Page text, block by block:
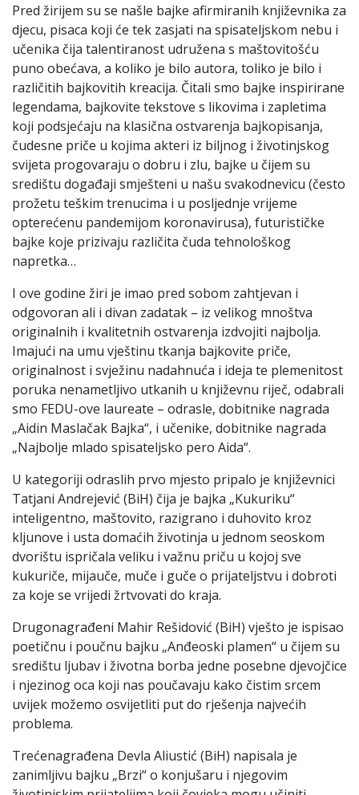
Pred žirijem su se našle bajke afirmiranih književnika za
djecu, pisaca koji će tek zasjati na spisateljskom nebu i
učenika čija talentiranost udružena s maštovitošću
puno obećava, a koliko je bilo autora, toliko je bilo i
različitih bajkovitih kreacija. Čitali smo bajke inspirirane
legendama, bajkovite tekstove s likovima i zapletima
koji podsjećaju na klasična ostvarenja bajkopisanja,
čudesne priče u kojima akteri iz biljnog i životinjskog
svijeta progovaraju o dobru i zlu, bajke u čijem su
središtu događaji smješteni u našu svakodnevicu (često
prožetu teškim trenucima i u posljednje vrijeme
opterećenu pandemijom koronavirusa), futurističke
bajke koje prizivaju različita čuda tehnološkog
napretka…
I ove godine žiri je imao pred sobom zahtjevan i
odgovoran ali i divan zadatak – iz velikog mnoštva
originalnih i kvalitetnih ostvarenja izdvojiti najbolja.
Imajući na umu vještinu tkanja bajkovite priče,
originalnost i svježinu nadahnuća i ideja te plemenitost
poruka nenametljivo utkanih u književnu riječ, odabrali
smo FEDU-ove laureate – odrasle, dobitnike nagrada
„Aidin Maslačak Bajka“, i učenike, dobitnike nagrada
„Najbolje mlado spisateljsko pero Aida“.
U kategoriji odraslih prvo mjesto pripalo je književnici
Tatjani Andrejević (BiH) čija je bajka „Kukuriku“
inteligentno, maštovito, razigrano i duhovito kroz
kljunove i usta domaćih životinja u jednom seoskom
dvorištu ispričala veliku i važnu priču u kojoj sve
kukuriče, mijauče, muče i guče o prijateljstvu i dobroti
za koje se vrijedi žrtvovati do kraja.
Drugonagrađeni Mahir Rešidović (BiH) vješto je ispisao
poetičnu i poučnu bajku „Anđeoski plamen“ u čijem su
središtu ljubav i životna borba jedne posebne djevojčice
i njezinog oca koji nas poučavaju kako čistim srcem
uvijek možemo osvijetliti put do rješenja najvećih
problema.
Trećenagrađena Devla Aliustić (BiH) napisala je
zanimljivu bajku „Brzi“ o konjušaru i njegovim